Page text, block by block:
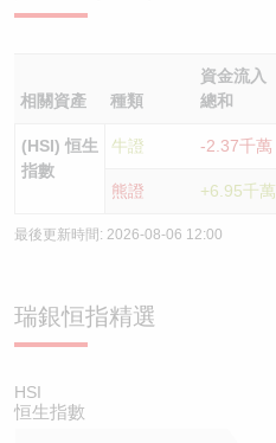
相關資產 種類
資金流入
總和
(HSI) 恒生
指數
牛證 -2.37千萬
熊證 +6.95千萬
最後更新時間: 2026-08-06 12:00
瑞銀恒指精選
HSI
恒生指數